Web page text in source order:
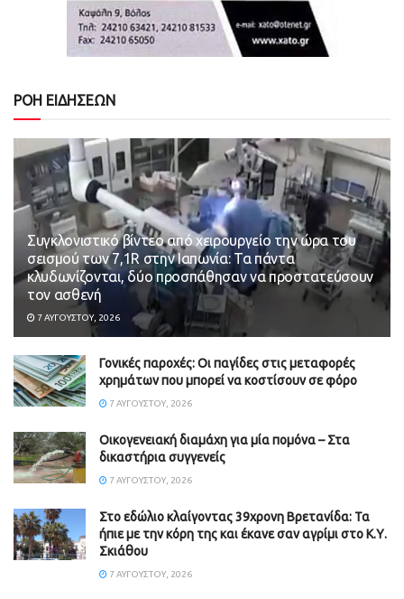
ΡΟΗ ΕΙΔΗΣΕΩΝ
Συγκλονιστικό βίντεο από χειρουργείο την ώρα του
σεισμού των 7,1R στην Ιαπωνία: Τα πάντα
κλυδωνίζονται, δύο προσπάθησαν να προστατεύσουν
τον ασθενή
7 ΑΥΓΟΎΣΤΟΥ, 2026
Γονικές παροχές: Οι παγίδες στις μεταφορές
χρημάτων που μπορεί να κοστίσουν σε φόρο
7 ΑΥΓΟΎΣΤΟΥ, 2026
Οικογενειακή διαμάχη για μία πομόνα – Στα
δικαστήρια συγγενείς
7 ΑΥΓΟΎΣΤΟΥ, 2026
Στο εδώλιο κλαίγοντας 39χρονη Βρετανίδα: Τα
ήπιε με την κόρη της και έκανε σαν αγρίμι στο Κ.Υ.
Σκιάθου
7 ΑΥΓΟΎΣΤΟΥ, 2026